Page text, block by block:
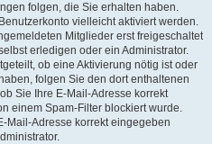
folgen, die Sie erhalten haben.
vielleicht aktiviert werden.
Mitglieder erst freigeschaltet
erledigen oder ein Administrator.
ob eine Aktivierung nötig ist oder
folgen Sie den dort enthaltenen
Sie Ihre E-Mail-Adresse korrekt
einem Spam-Filter blockiert wurde.
Mail-Adresse korrekt eingegeben